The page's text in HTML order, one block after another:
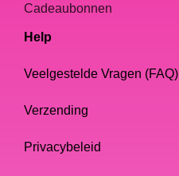
Cadeaubonnen
Help
Veelgestelde Vragen (FAQ)
Verzending
Privacybeleid